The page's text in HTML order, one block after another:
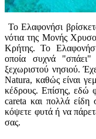
Το Ελαφονήσι
νότια της Μονής
Κρήτης. Το
οποία συχνά
ξεχωριστού νησιού.
Natura, καθώς είναι
κέδρους. Επίσης, εδώ
careta και πολλά είδη
κόψετε φυτά ή να
σας.